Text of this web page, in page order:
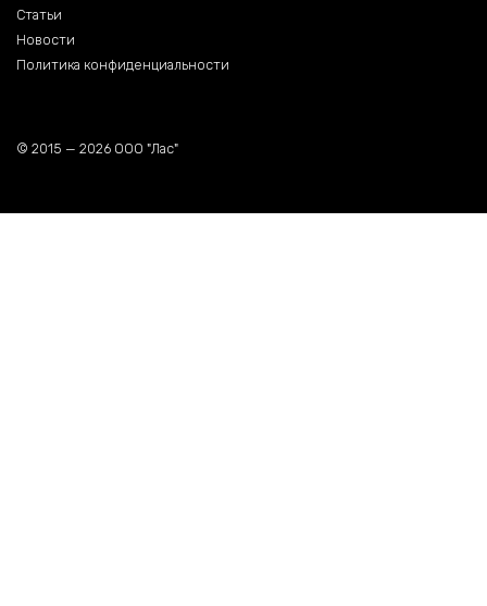
Статьи
Новости
Политика конфиденциальности
© 2015 — 2026 ООО "Лас"